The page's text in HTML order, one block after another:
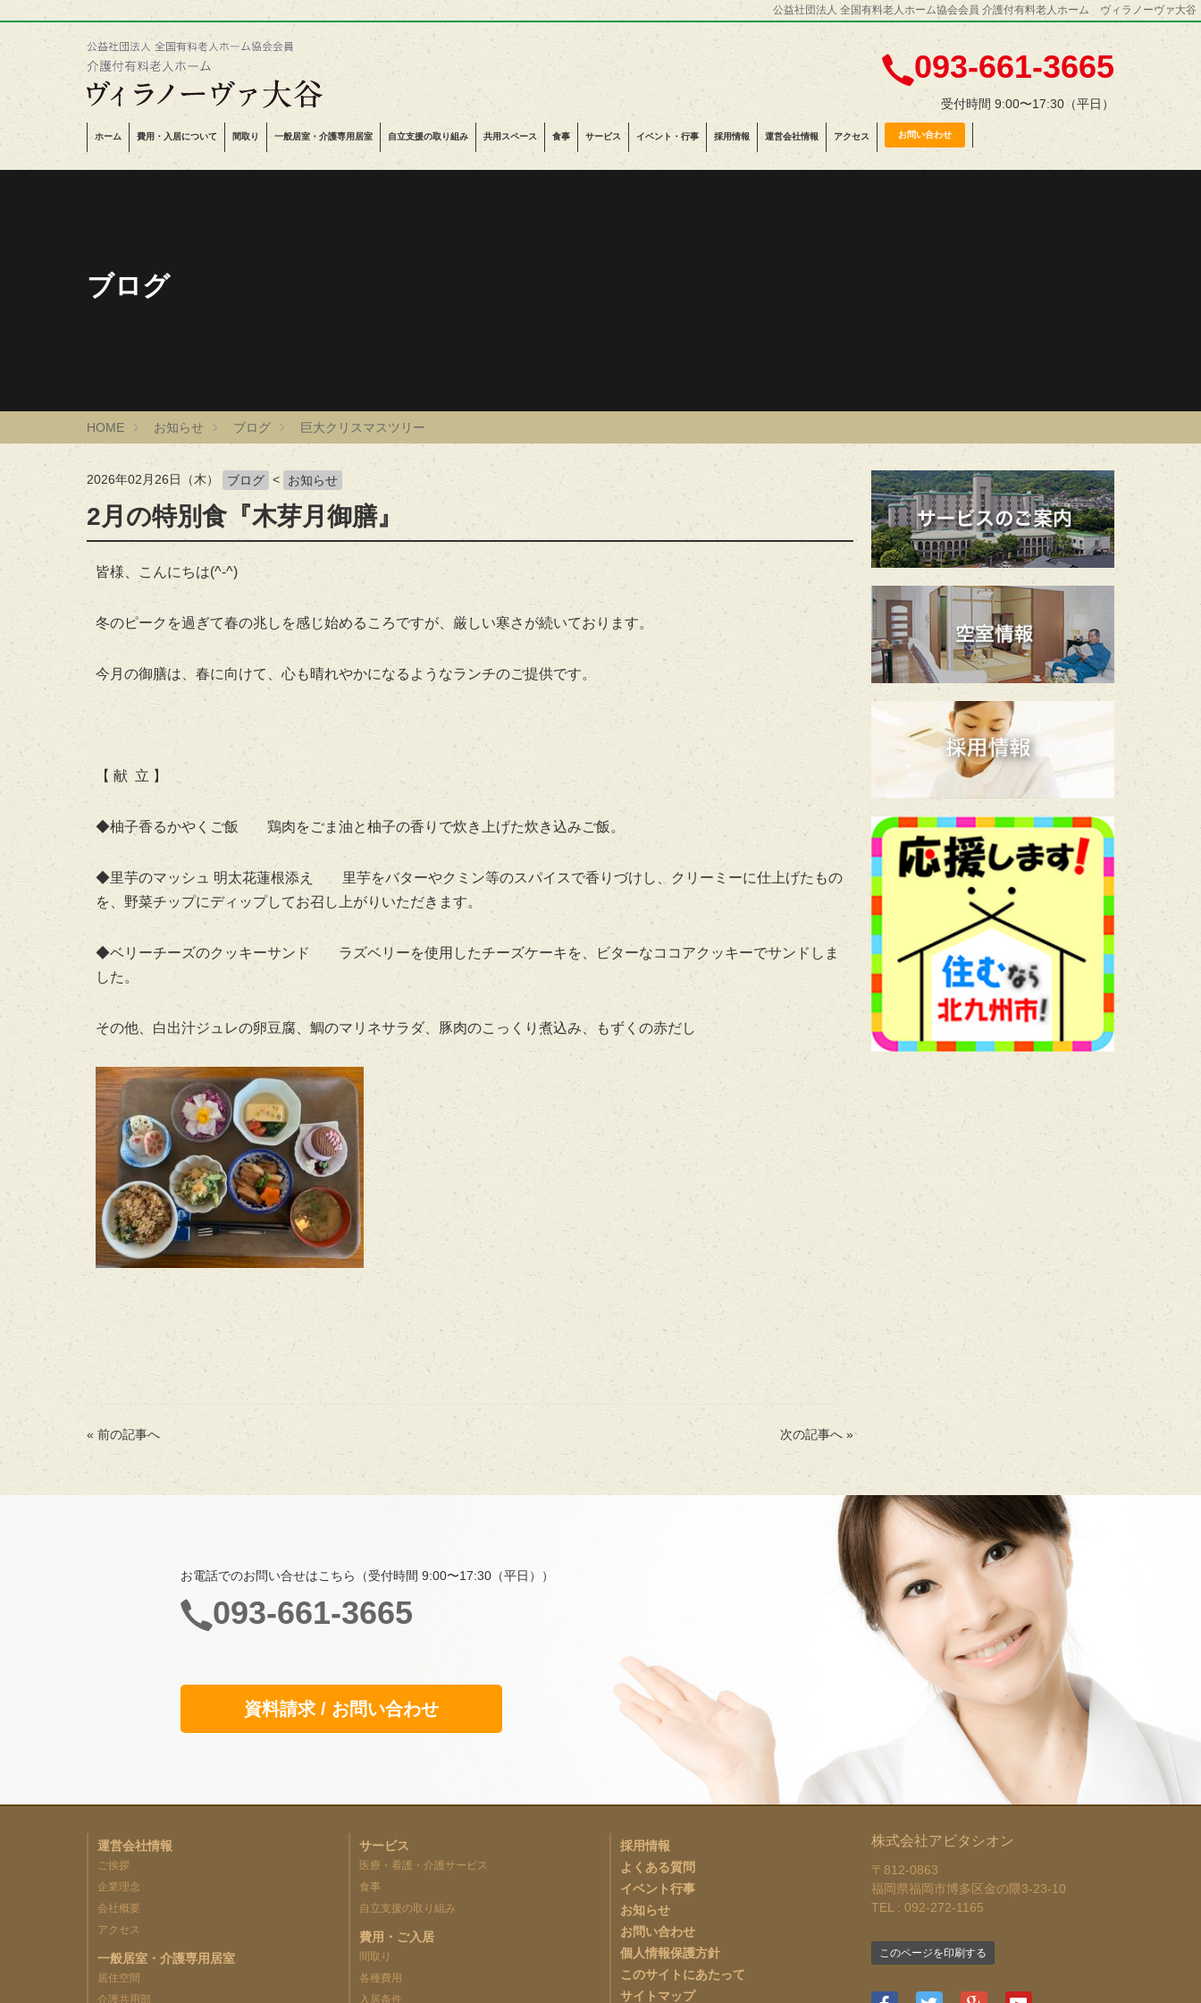
公益社団法人 全国有料老人ホーム協会会員 介護付有料老人ホーム ヴィラノーヴァ大谷
093-661-3665
受付時間 9:00〜17:30（平日）
ホーム 費用・入居について 間取り 一般居室・介護専用居室 自立支援の取り組み 共用スペース 食事 サービス イベント・行事 採用情報 運営会社情報 アクセス お問い合わせ
ブログ
HOME お知らせ ブログ 巨大クリスマスツリー
2026年02月26日（木） ブログ < お知らせ
2月の特別食『木芽月御膳』
皆様、こんにちは(^-^)
冬のピークを過ぎて春の兆しを感じ始めるころですが、厳しい寒さが続いております。
今月の御膳は、春に向けて、心も晴れやかになるようなランチのご提供です。
【 献 立 】
◆柚子香るかやくご飯 鶏肉をごま油と柚子の香りで炊き上げた炊き込みご飯。
◆里芋のマッシュ 明太花蓮根添え 里芋をバターやクミン等のスパイスで香りづけし、クリーミーに仕上げたもの
を、野菜チップにディップしてお召し上がりいただきます。
◆ベリーチーズのクッキーサンド ラズベリーを使用したチーズケーキを、ビターなココアクッキーでサンドしま
した。
その他、白出汁ジュレの卵豆腐、鯛のマリネサラダ、豚肉のこっくり煮込み、もずくの赤だし
« 前の記事へ 次の記事へ »
お電話でのお問い合せはこちら（受付時間 9:00〜17:30（平日））
093-661-3665
資料請求 / お問い合わせ
運営会社情報
ご挨拶
企業理念
会社概要
アクセス
一般居室・介護専用居室
居住空間
介護共用部
サービス
医療・看護・介護サービス
食事
自立支援の取り組み
費用・ご入居
間取り
各種費用
入居条件
採用情報
よくある質問
イベント行事
お知らせ
お問い合わせ
個人情報保護方針
このサイトにあたって
サイトマップ
株式会社アビタシオン
〒812-0863
福岡県福岡市博多区金の隈3-23-10
TEL : 092-272-1165
このページを印刷する